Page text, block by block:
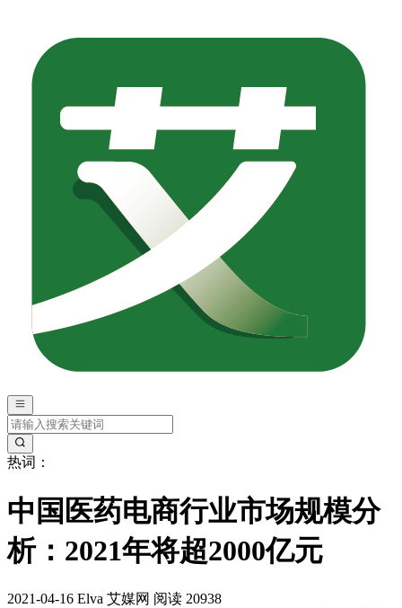
热词：
中国医药电商行业市场规模分
析：2021年将超2000亿元
2021-04-16 Elva 艾媒网 阅读 20938